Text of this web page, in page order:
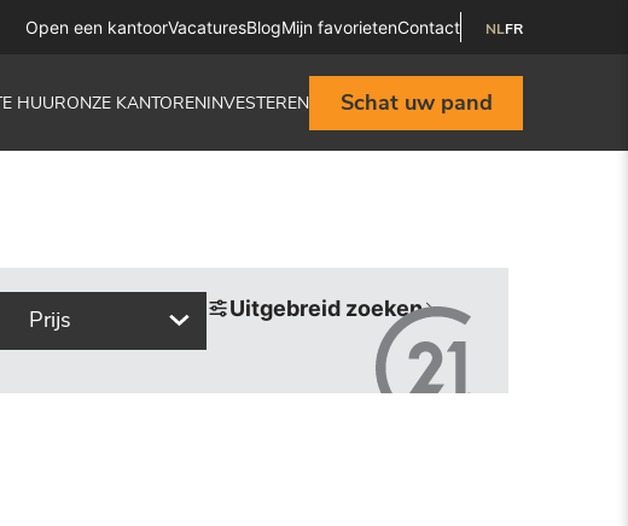
Open een kantoorVacaturesBlogMijn favorietenContact NLFR
HUURONZE KANTORENINVESTEREN Schat uw pand
Prijs Uitgebreid zoeken